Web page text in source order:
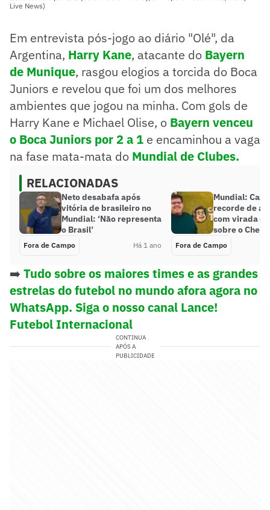
Live News)
Em entrevista pós-jogo ao diário "Olé", da
Argentina, Harry Kane, atacante do Bayern
de Munique, rasgou elogios a torcida do Boca
Juniors e revelou que foi um dos melhores
ambientes que jogou na minha. Com gols de
Harry Kane e Michael Olise, o Bayern venceu
o Boca Juniors por 2 a 1 e encaminhou a vaga
na fase mata-mata do Mundial de Clubes.
RELACIONADAS
Neto desabafa após
vitória de brasileiro no
Mundial: ‘Não representa
o Brasil’
Fora de Campo Há 1 ano
Mundial:
recorde de
com virada
sobre o
Fora de Campo
➡️ Tudo sobre os maiores times e as grandes
estrelas do futebol no mundo afora agora no
WhatsApp. Siga o nosso canal Lance!
Futebol Internacional
CONTINUA
APÓS A
PUBLICIDADE